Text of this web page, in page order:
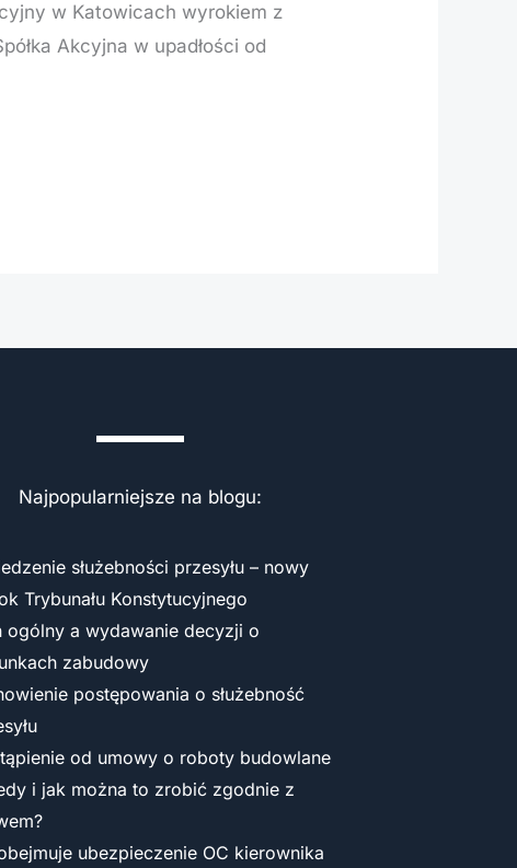
w Katowicach wyrokiem z
Akcyjna w upadłości od
Najpopularniejsze na blogu:
służebności przesyłu – nowy
Trybunału Konstytucyjnego
ogólny a wydawanie decyzji o
zabudowy
postępowania o służebność
od umowy o roboty budowlane
i jak można to zrobić zgodnie z
ubezpieczenie OC kierownika